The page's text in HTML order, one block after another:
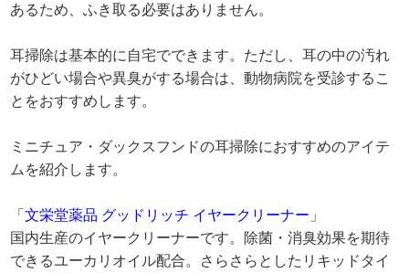
あるため、ふき取る必要はありません。
耳掃除は基本的に自宅でできます。ただし、耳の中の汚れ
がひどい場合や異臭がする場合は、動物病院を受診するこ
とをおすすめします。
ミニチュア・ダックスフンドの耳掃除におすすめのアイテ
ムを紹介します。
「文栄堂薬品 グッドリッチ イヤークリーナー 」
国内生産のイヤークリーナーです。除菌・消臭効果を期待
できるユーカリオイル配合。さらさらとしたリキッドタイ